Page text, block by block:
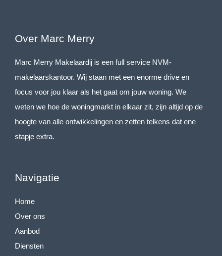
Over Marc Merry
Marc Merry Makelaardij is een full service NVM-
makelaarskantoor. Wij staan met een enorme drive en
focus voor jou klaar als het gaat om jouw woning. We
weten we hoe de woningmarkt in elkaar zit, zijn altijd op de
hoogte van alle ontwikkelingen en zetten telkens dat ene
stapje extra.
Navigatie
Home
Over ons
Aanbod
Diensten